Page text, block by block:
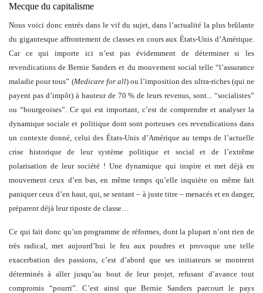
Mecque du capitalisme
Nous voici donc entrés dans le vif du sujet, dans l’actualité la plus brûlante
du gigantesque affrontement de classes en cours aux États-Unis d’Amérique.
Car ce qui importe ici n’est pas évidemment de déterminer si les
revendications de Bernie Sanders et du mouvement social telle “l’assurance
maladie pour tous” (Medicare for all) ou l’imposition des ultra-riches (qui ne
payent pas d’impôt) à hauteur de 70 % de leurs revenus, sont... “socialistes”
ou “bourgeoises”. Ce qui est important, c’est de comprendre et analyser la
dynamique sociale et politique dont sont porteuses ces revendications dans
un contexte donné, celui des États-Unis d’Amérique au temps de l’actuelle
crise historique de leur système politique et social et de l’extrême
polarisation de leur société ! Une dynamique qui inspire et met déjà en
mouvement ceux d’en bas, en même temps qu’elle inquiète ou même fait
paniquer ceux d’en haut, qui, se sentant – à juste titre – menacés et en danger,
préparent déjà leur riposte de classe…
Ce qui fait donc qu’un programme de réformes, dont la plupart n’ont rien de
très radical, met aujourd’hui le feu aux poudres et provoque une telle
exacerbation des passions, c’est d’abord que ses initiateurs se montrent
déterminés à aller jusqu’au bout de leur projet, refusant d’avance tout
compromis “pourri”. C’est ainsi que Bernie Sanders parcourt le pays